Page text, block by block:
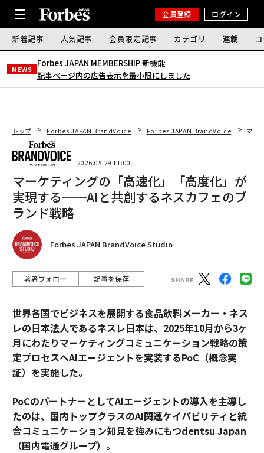
会員登録 ログイン
新着記事 人気記事 会員限定記事 カテゴリ 連載
NEWS
Forbes JAPAN MEMBERSHIP 新機能｜
記事ページ内の広告表示を最小限にしました
トップ Forbes JAPAN BrandVoice Forbes JAPAN BrandVoice マー
2026.05.29 11:00
マーケティングの「高速化」「高度化」が
実現する──AIと共創するネスカフェのブ
ランド戦略
Forbes JAPAN BrandVoice Studio
著者フォロー 記事を保存
世界各国でビジネスを展開する食品飲料メーカー・ネス
レの日本法人であるネスレ日本は、2025年10月から3ヶ
月にわたりマーケティングコミュニケーション戦略の策
定プロセスへAIエージェントを実装するPoC（概念実
証）を実施した。
PoCのパートナーとしてAIエージェントの導入を主導し
たのは、国内トップクラスのAI関連ケイパビリティと統
合コミュニケーション知見を強みにもつdentsu Japan
（国内電通グループ）。